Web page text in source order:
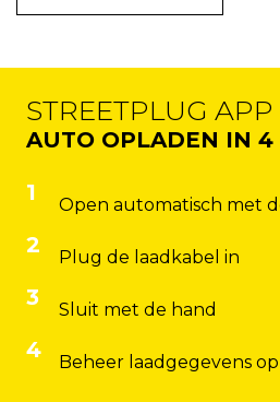
STREETPLUG APP
AUTO OPLADEN IN 4
1
Open automatisch met
2 Plug de laadkabel in
3 Sluit met de hand
4 Beheer laadgegevens